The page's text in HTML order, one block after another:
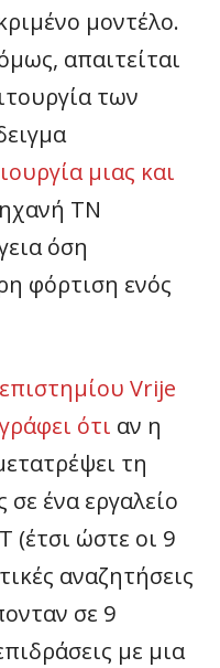
μοντέλο.
απαιτείται
των
μιας και
ΤΝ
όση
φόρτιση ενός
Vrije
ότι αν η
τη
ένα εργαλείο
(έτσι ώστε οι 9
αναζητήσεις
σε 9
με μια